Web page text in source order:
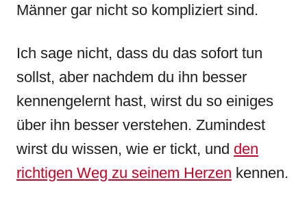
Männer gar nicht so kompliziert sind.
Ich sage nicht, dass du das sofort tun
sollst, aber nachdem du ihn besser
kennengelernt hast, wirst du so einiges
über ihn besser verstehen. Zumindest
wirst du wissen, wie er tickt, und den
richtigen Weg zu seinem Herzen kennen.